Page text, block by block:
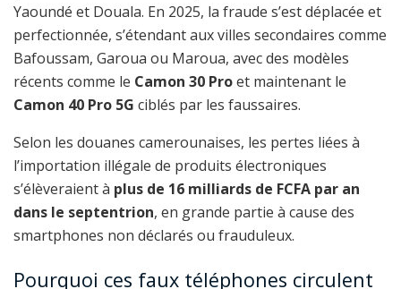
Yaoundé et Douala. En 2025, la fraude s’est déplacée et
perfectionnée, s’étendant aux villes secondaires comme
Bafoussam, Garoua ou Maroua, avec des modèles
récents comme le Camon 30 Proet maintenant le
Camon 40 Pro 5G ciblés par les faussaires.
Selon les douanes camerounaises, les pertes liées à
l’importation illégale de produits électroniques
s’élèveraient à plus de 16 milliards de FCFA par an
dans le septentrion, en grande partie à cause des
smartphones non déclarés ou frauduleux.
Pourquoi ces faux téléphones circulent